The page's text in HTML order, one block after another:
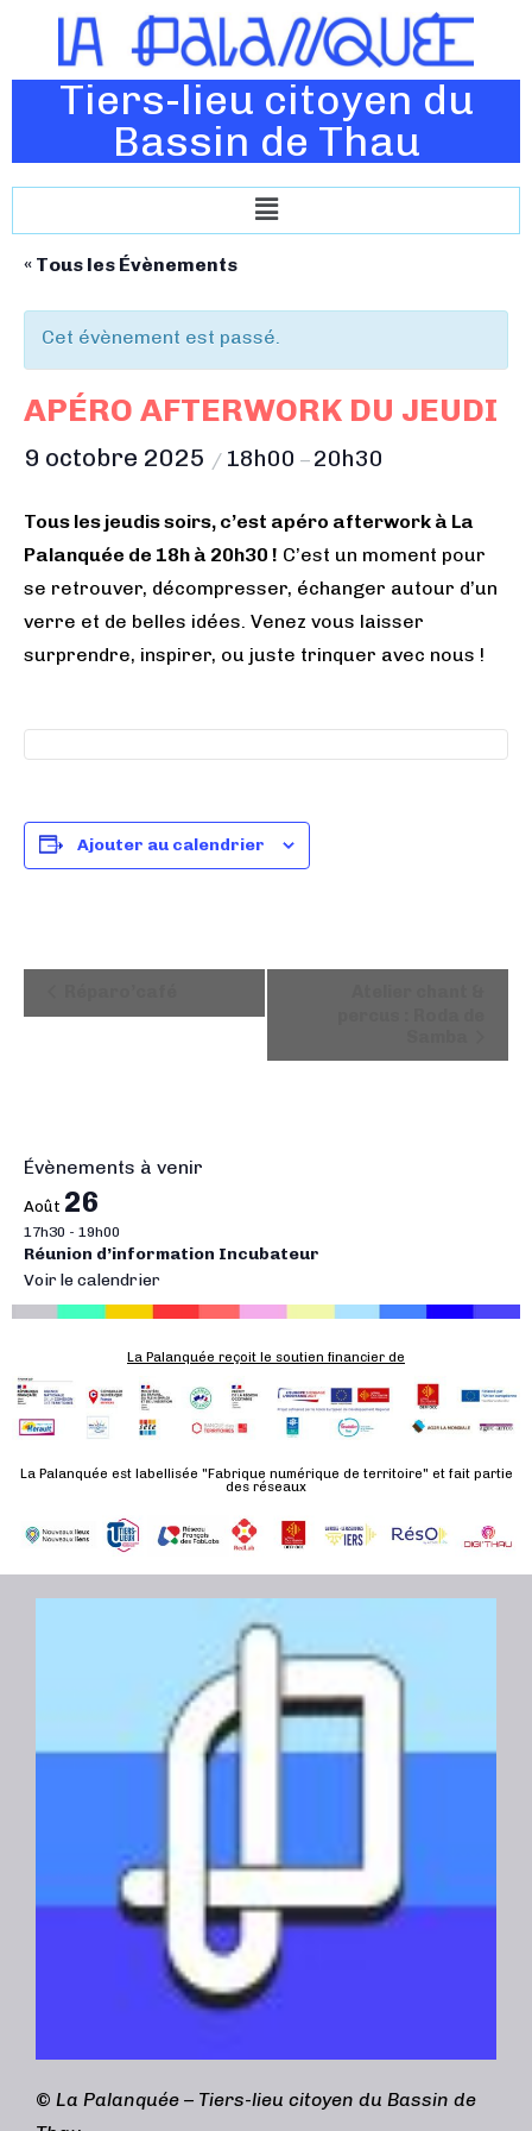
Tiers-lieu citoyen du
Bassin de Thau
« Tous les Évènements
Cet évènement est passé.
APÉRO AFTERWORK DU JEUDI
9 octobre 2025 / 18h00 – 20h30
Tous les jeudis soirs, c’est apéro afterwork à La
Palanquée de 18h à 20h30 ! C’est un moment pour
se retrouver, décompresser, échanger autour d’un
verre et de belles idées. Venez vous laisser
surprendre, inspirer, ou juste trinquer avec nous !
Ajouter au calendrier
a
t
o
n
É
v
e
m
Évènements à venir
Août 26
17h30 - 19h00
Réunion d’information Incubateur
Voir le calendrier
La Palanquée reçoit le soutien financier de
La Palanquée est labellisée "Fabrique numérique de territoire" et fait partie
des réseaux
© La Palanquée – Tiers-lieu citoyen du Bassin de